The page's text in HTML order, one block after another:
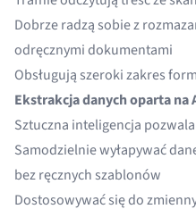
Dobrze radzą sobie z
odręcznymi dokumentami
Obsługują szeroki zakres
Ekstrakcja danych oparta na
Sztuczna inteligencja
Samodzielnie wyłapywać
bez ręcznych szablonów
Dostosowywać się do